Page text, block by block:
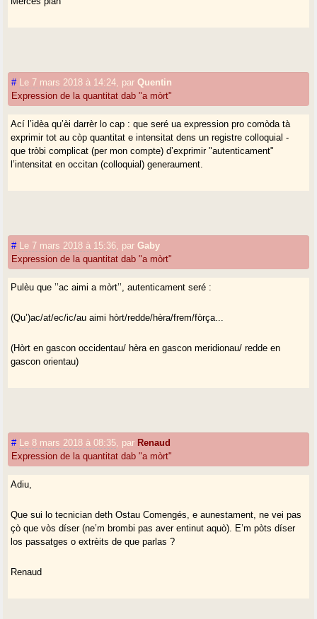
# Le 7 mars 2018 à 14:24 parQuentin
Expression de la quantitat dab "a mòrt"
Ací l’idèa qu’èi darrèr lo cap : que seré ua expression pro comòda tà
exprimir tot au còp quantitat e intensitat dens un registre colloquial -
que tròbi complicat (per mon compte) d’exprimir "autenticament"
l’intensitat en occitan (colloquial) generaument.
# Le 7 mars 2018 à 15:36 parGaby
Expression de la quantitat dab "a mòrt"
Pulèu que ’’ac aimi a mòrt’’, autenticament seré :
(Qu’)ac/at/ec/ic/au aimi hòrt/redde/hèra/frem/fòrça...
(Hòrt en gascon occidentau/ hèra en gascon meridionau/ redde en
gascon orientau)
# Le 8 mars 2018 à 08:35 par Renaud
Expression de la quantitat dab "a mòrt"
Adiu,
Que sui lo tecnician deth Ostau Comengés, e aunestament, ne vei pas
çò que vòs díser (ne’m brombi pas aver entinut aquò). E’m pòts díser
los passatges o extrèits de que parlas ?
Renaud